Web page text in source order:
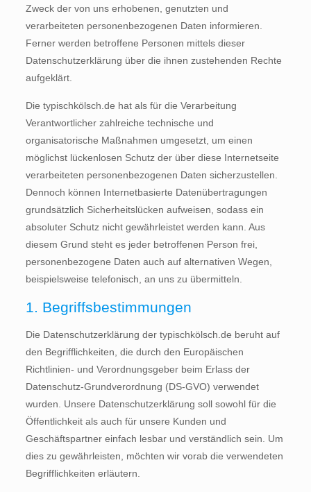
Zweck der von uns erhobenen, genutzten und
verarbeiteten personenbezogenen Daten informieren.
Ferner werden betroffene Personen mittels dieser
Datenschutzerklärung über die ihnen zustehenden Rechte
aufgeklärt.
Die typischkölsch.de hat als für die Verarbeitung
Verantwortlicher zahlreiche technische und
organisatorische Maßnahmen umgesetzt, um einen
möglichst lückenlosen Schutz der über diese Internetseite
verarbeiteten personenbezogenen Daten sicherzustellen.
Dennoch können Internetbasierte Datenübertragungen
grundsätzlich Sicherheitslücken aufweisen, sodass ein
absoluter Schutz nicht gewährleistet werden kann. Aus
diesem Grund steht es jeder betroffenen Person frei,
personenbezogene Daten auch auf alternativen Wegen,
beispielsweise telefonisch, an uns zu übermitteln.
1. Begriffsbestimmungen
Die Datenschutzerklärung der typischkölsch.de beruht auf
den Begrifflichkeiten, die durch den Europäischen
Richtlinien- und Verordnungsgeber beim Erlass der
Datenschutz-Grundverordnung (DS-GVO) verwendet
wurden. Unsere Datenschutzerklärung soll sowohl für die
Öffentlichkeit als auch für unsere Kunden und
Geschäftspartner einfach lesbar und verständlich sein. Um
dies zu gewährleisten, möchten wir vorab die verwendeten
Begrifflichkeiten erläutern.